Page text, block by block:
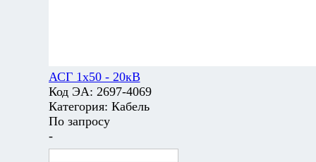
АСГ 1х50 - 20кВ
Код ЭА: 2697-4069
Категория: Кабель
По запросу
-